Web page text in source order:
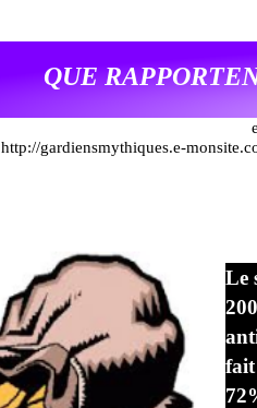
QUE
http://gardiensmythiques.e-
Le
fait